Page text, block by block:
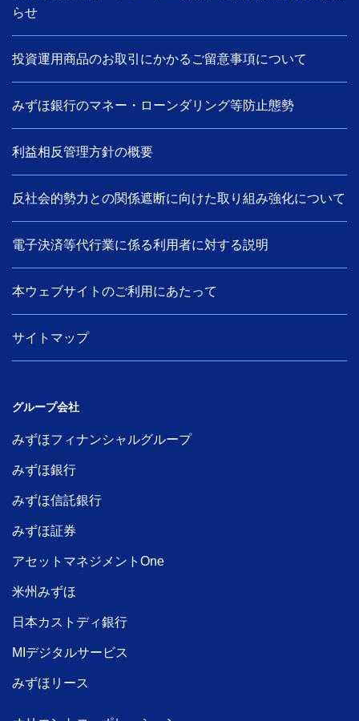
らせ
投資運用商品のお取引にかかるご留意事項について
みずほ銀行のマネー・ローンダリング等防止態勢
利益相反管理方針の概要
反社会的勢力との関係遮断に向けた取り組み強化について
電子決済等代行業に係る利用者に対する説明
本ウェブサイトのご利用にあたって
サイトマップ
グループ会社
みずほフィナンシャルグループ
みずほ銀行
みずほ信託銀行
みずほ証券
アセットマネジメントOne
米州みずほ
日本カストディ銀行
MIデジタルサービス
みずほリース